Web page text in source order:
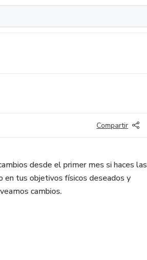
Compartir
desde el primer mes si haces las
en tus objetivos físicos deseados y
cambios.